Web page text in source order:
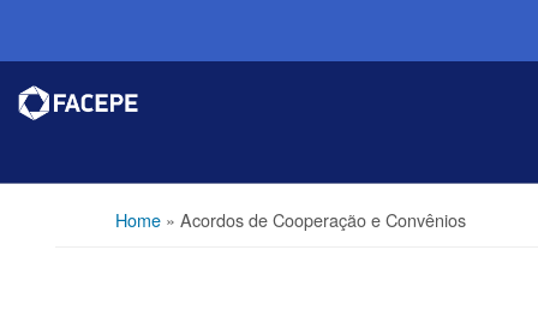
Home» Acordos de Cooperação e Convênios